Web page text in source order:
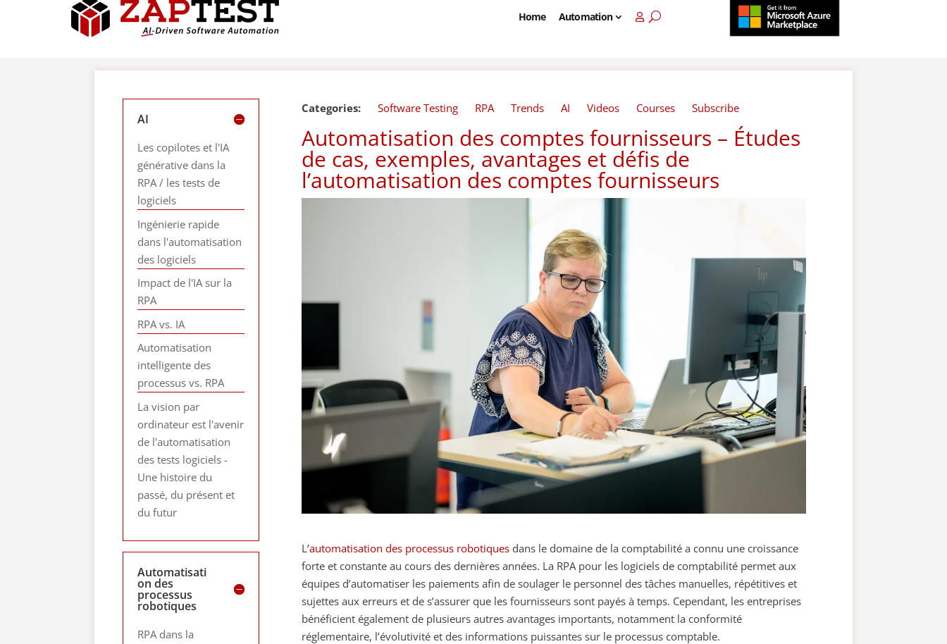
Home Automation
Categories: Software Testing RPA Trends AI Videos Courses Subscribe
Automatisation des comptes fournisseurs – Études
de cas, exemples, avantages et défis de
l’automatisation des comptes fournisseurs
L’automatisation des processus robotiques dans le domaine de la comptabilité a connu une croissance
forte et constante au cours des dernières années. La RPA pour les logiciels de comptabilité permet aux
équipes d’automatiser les paiements afin de soulager le personnel des tâches manuelles, répétitives et
sujettes aux erreurs et de s’assurer que les fournisseurs sont payés à temps. Cependant, les entreprises
bénéficient également de plusieurs autres avantages importants, notamment la conformité
réglementaire, l’évolutivité et des informations puissantes sur le processus comptable.
AI
Les copilotes et l'IA
générative dans la
RPA / les tests de
logiciels
Ingénierie rapide
dans l'automatisation
des logiciels
Impact de l'IA sur la
RPA
RPA vs. IA
Automatisation
intelligente des
processus vs. RPA
La vision par
ordinateur est l'avenir
de l'automatisation
des tests logiciels -
Une histoire du
passé, du présent et
du futur
Automatisati
on des
processus
robotiques
RPA dans la